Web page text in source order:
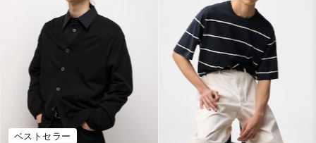
ベストセラー